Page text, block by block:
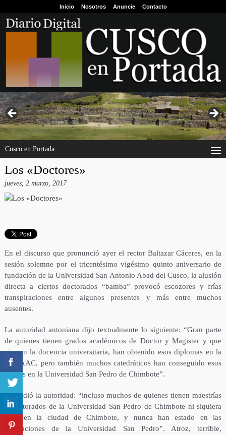
Inicio Nosotros Anuncie Contacto
Cusco en Portada
Los «Doctores»
jueves, 2 marzo, 2017
En el discurso que pronunció ayer el rector Baltazar Cáceres, en la
sesión solemne por el tricentésimo vigésimo quinto aniversario de
fundación de la Universidad San Antonio Abad del Cusco, la alusión
directa a ciertos doctorados “bamba” provocó escozores y frías
transpiraciones entre algunos presentes y más entre muchos
ausentes.
La autoridad antoniana dijo textualmente lo siguiente: “Gran parte
de quienes tienen grados académicos de Doctor y Magister y que
ejercen la docencia universitaria, han obtenido esos diplomas en la
UNSAAC, pero también muchos catedráticos han conseguido esos
grados en la Universidad San Pedro de Chimbote”.
Y añadió la autoridad: “incluso muchos de quienes tienen maestrías
y doctorados de la Universidad San Pedro de Chimbote ni siquiera
conocen la ciudad de Chimbote, y nunca han estado en las
instalaciones de la Universidad San Pedro”. Atroz, terrible,